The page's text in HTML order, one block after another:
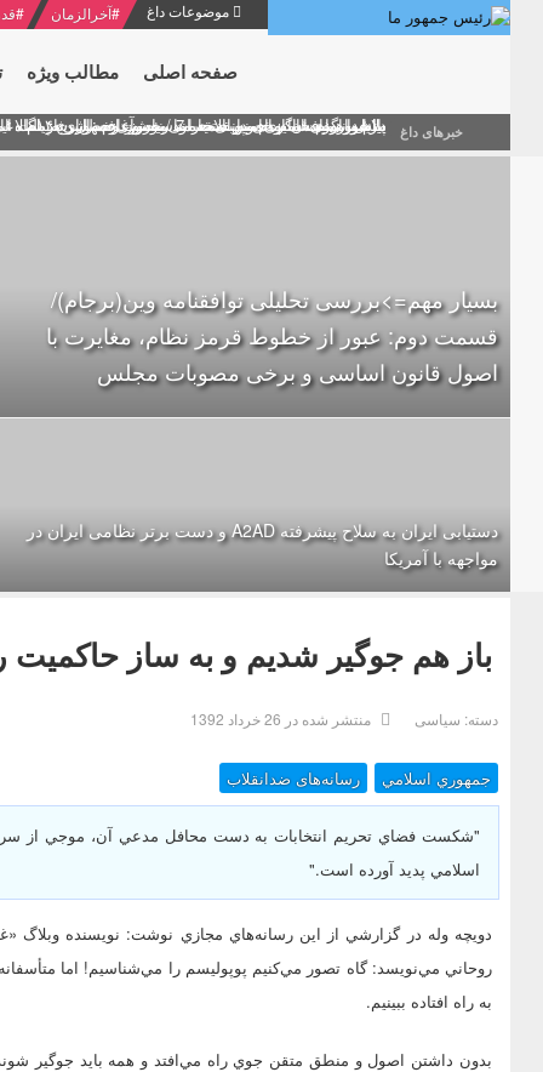
موضوعات داغ #آخرالزمان #
صفحه اصلی مطالب ویژه
خبرهای داغ منشور گفتمان امام و انقلاب - 7 /بخش دوم : شرح پیام ۱۰ خرداد ۱۳۶۹ امام خامنه ای/ فصل پنجم: حفظ عزّت و کرامت انقلابی
بازخوانی افشاگری سپهبد محمود منصور افسر ارشد
دلایل اهمیت سیزدهمین انتخابات ریاست جمهوری از نگاه
بیانات امام خامنه ای در سخنرانی نوروزی خطاب به ملت
پیام نوروزی امام خامنه ای به مناسبت آغاز سال ۱۴۰۰
بسیار مهم=>بررسی تحلیلی توافقنامه وین(برجام)/
قسمت دوم: عبور از خطوط قرمز نظام، مغایرت با
اصول قانون اساسی و برخی مصوبات مجلس
دستیابی ایران به سلاح پیشرفته A2AD و دست برتر نظامی ایران در
مواجهه با آمریکا
باز هم جوگير شديم و به ساز حاکميت
دسته: سیاسی منتشر شده در 26 خرداد 1392
جمهوري اسلامي رسانه‌های ضدانقلاب
"شکست فضاي تحريم انتخابات به دست محافل مدعي آن، موجي از
اسلامي پديد آورده است."
دويچه وله در گزارشي از اين رسانه‌هاي مجازي نوشت: نويسنده وبلاگ
روحاني مي‌نويسد: گاه تصور مي‌کنيم پوپوليسم را مي‌شناسيم! اما
به راه افتاده ببينيم.
بدون داشتن اصول و منطق متقن جوي راه مي‌افتد و همه بايد جوگير